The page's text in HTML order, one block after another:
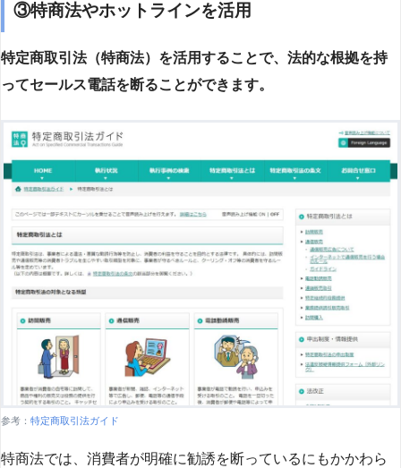
③特商法やホットラインを活用
特定商取引法（特商法）を活用することで、法的な根拠を持
ってセールス電話を断ることができます。
参考： 特定商取引法ガイド
特商法では、消費者が明確に勧誘を断っているにもかかわら